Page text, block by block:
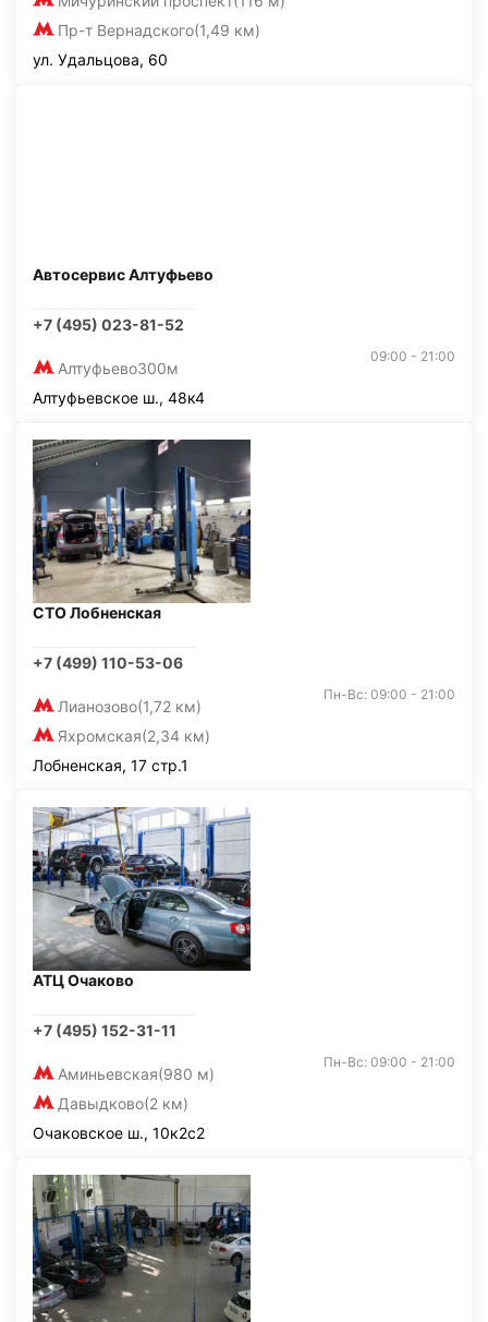
Пр-т Вернадского(1,49 км)
ул. Удальцова, 60
Автосервис Алтуфьево
+7 (495) 023-81-52
Алтуфьево300м
09:00 - 21:00
Алтуфьевское ш., 48к4
СТО Лобненская
+7 (499) 110-53-06
Лианозово(1,72 км)
Яхромская(2,34 км)
Пн-Вс: 09:00 - 21:00
Лобненская, 17 стр.1
АТЦ Очаково
+7 (495) 152-31-11
Аминьевская(980 м)
Давыдково(2 км)
Пн-Вс: 09:00 - 21:00
Очаковское ш., 10к2с2